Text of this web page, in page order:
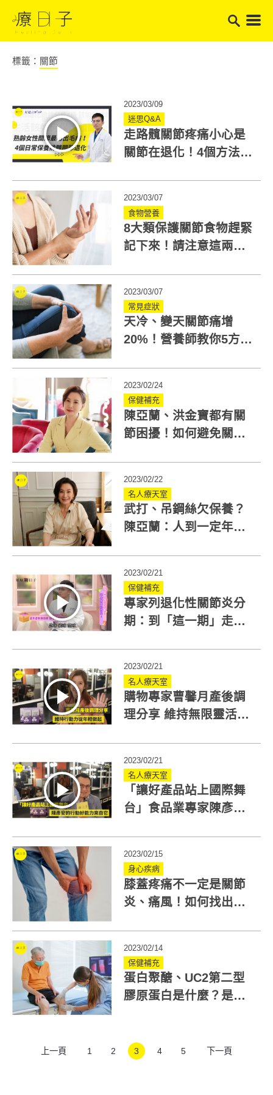
標籤： 關節
2023/03/09
迷思Q&A
走路髖關節疼痛小心是
關節在退化！4個方法日
2023/03/07
食物營養
8大類保護關節食物趕緊
記下來！請注意這兩項
2023/03/07
常見症狀
天冷、變天關節痛增
20%！營養師教你5方法
2023/02/24
保健補充
陳亞蘭、洪金寶都有關
節困擾！如何避免關節
2023/02/22
名人療天室
武打、吊鋼絲欠保養？
陳亞蘭：人到一定年紀
2023/02/21
保健補充
專家列退化性關節炎分
期：到「這一期」走不
2023/02/21
名人療天室
購物專家曹馨月產後調
理分享 維持無限靈活力
2023/02/21
名人療天室
「讓好產品站上國際舞
台」食品業專家陳彥安
2023/02/15
身心疾病
膝蓋疼痛不一定是關節
炎、痛風！如何找出膝
2023/02/14
保健補充
蛋白聚醣、UC2第二型
膠原蛋白是什麼？是關
上一頁 1 2 3 4 5 下一頁